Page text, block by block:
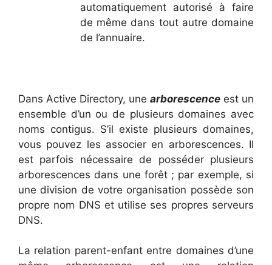
automatiquement autorisé à faire
de même dans tout autre domaine
de l’annuaire.
Dans Active Directory, une arborescence est un
ensemble d’un ou de plusieurs domaines avec
noms contigus. S’il existe plusieurs domaines,
vous pouvez les associer en arborescences. Il
est parfois nécessaire de posséder plusieurs
arborescences dans une forêt ; par exemple, si
une division de votre organisation possède son
propre nom DNS et utilise ses propres serveurs
DNS.
La relation parent-enfant entre domaines d’une